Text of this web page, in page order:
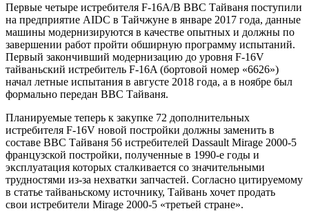
Первые четыре истребителя F-16A/B ВВС Тайваня поступили
на предприятие AIDC в Тайчжуне в январе 2017 года, данные
машины модернизируются в качестве опытных и должны по
завершении работ пройти обширную программу испытаний.
Первый закончивший модернизацию до уровня F-16V
тайваньский истребитель F-16A (бортовой номер «6626»)
начал летные испытания в августе 2018 года, а в ноябре был
формально передан ВВС Тайваня.
Планируемые теперь к закупке 72 дополнительных
истребителя F-16V новой постройки должны заменить в
составе ВВС Тайваня 56 истребителей Dassault Mirage 2000-5
французской постройки, полученные в 1990-е годы и
эксплуатация которых сталкивается со значительными
трудностями из-за нехватки запчастей. Согласно цитируемому
в статье тайваньскому источнику, Тайвань хочет продать
свои истребители Mirage 2000-5 «третьей стране».